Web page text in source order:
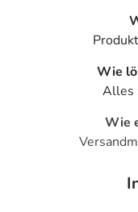
Wie
Alles
Wie